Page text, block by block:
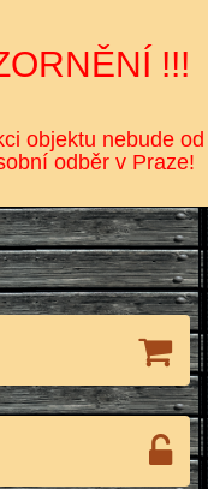
!!!
objektu nebude od
odběr v Praze!